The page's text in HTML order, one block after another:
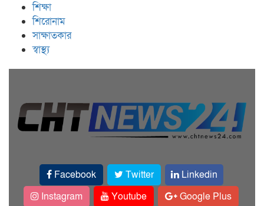
শিক্ষা
শিরোনাম
সাক্ষাতকার
স্বাস্থ্য
Facebook Twitter
Linkedin
Instagram
Youtube Google Plus